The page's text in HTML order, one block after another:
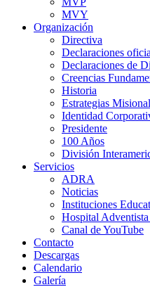
MVY
Organización
Directiva
Declaraciones
Declaraciones de
Creencias
Historia
Estrategias
Identidad
Presidente
100 Años
División
Servicios
ADRA
Noticias
Instituciones
Hospital Adventista
Canal de YouTube
Contacto
Descargas
Calendario
Galería